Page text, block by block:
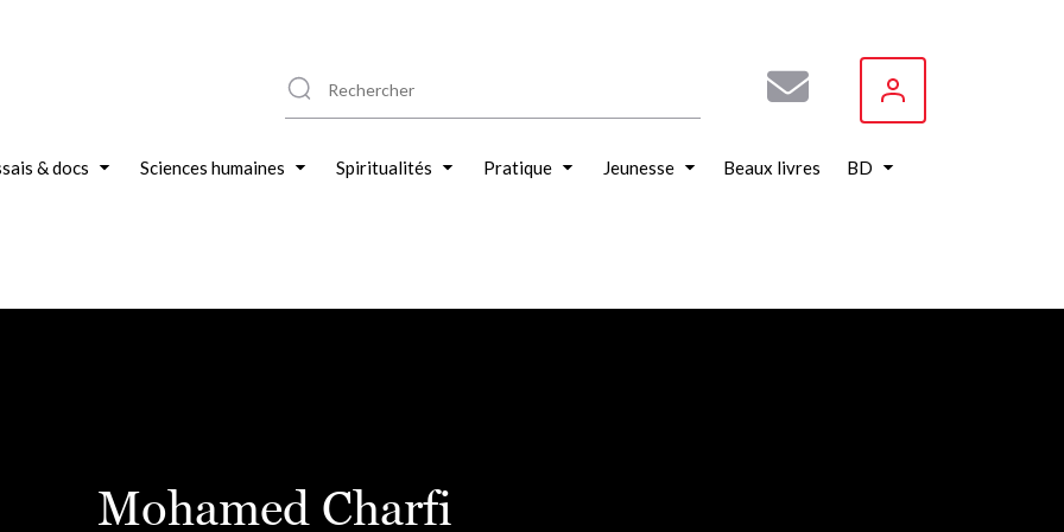
& docs Sciences humaines Spiritualités Pratique Jeunesse Beaux livres BD
Mohamed Charfi